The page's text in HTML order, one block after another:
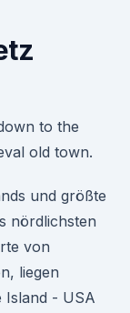
to the
old town.
und größte
nördlichsten
von
liegen
Island - USA